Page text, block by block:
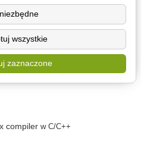
powtarzających się liter.
compiler w C/C++
wszystkie
zaznaczone